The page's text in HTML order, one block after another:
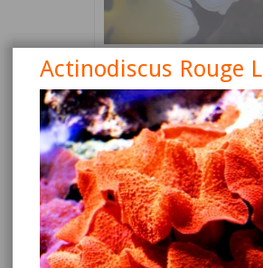
Siganus vulpinus
Détails
Actinodiscus Rouge L